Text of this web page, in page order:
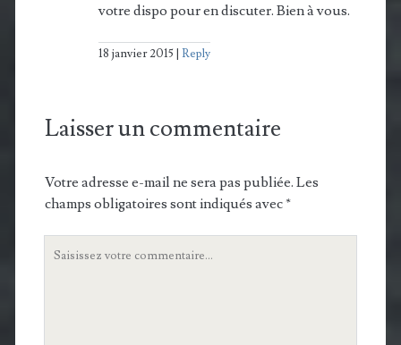
votre dispo pour en discuter. Bien à vous.
18 janvier 2015 Reply
Laisser un commentaire
Votre adresse e-mail ne sera pas publiée. Les
champs obligatoires sont indiqués avec*